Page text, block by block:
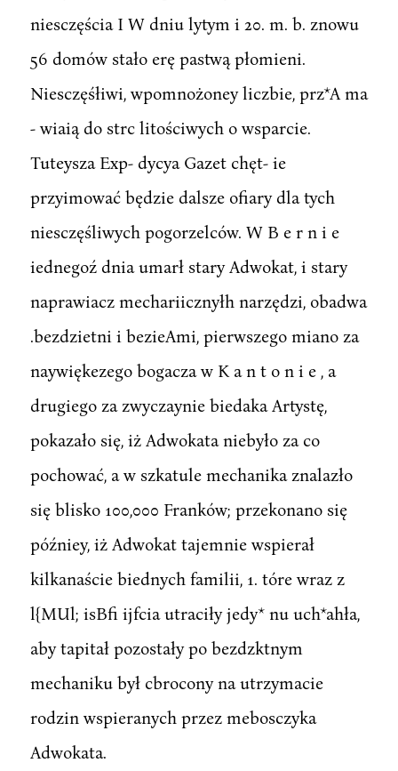
niesczęścia I W dniu lytym i 20. m. b. znowu
56 domów stało erę pastwą płomieni.
Niesczęśłiwi, wpomnożoney liczbie, prz*A ma
- wiaią do strc litościwych o wsparcie.
Tuteysza Exp- dycya Gazet chęt- ie
przyimować będzie dalsze ofiary dla tych
niesczęśliwych pogorzelców. W B e r n i e
iednegoź dnia umarł stary Adwokat, i stary
naprawiacz mechariicznyłh narzędzi, obadwa
.bezdzietni i bezieAmi, pierwszego miano za
naywiękezego bogacza w K a n t o n i e , a
drugiego za zwyczaynie biedaka Artystę,
pokazało się, iż Adwokata niebyło za co
pochować, a w szkatule mechanika znalazło
się blisko 100,000 Franków; przekonano się
późniey, iż Adwokat tajemnie wspierał
kilkanaście biednych familii, 1. tóre wraz z
l{MUl; isBfi ijfcia utraciły jedy* nu uch*ahła,
aby tapitał pozostały po bezdzktnym
mechaniku był cbrocony na utrzymacie
rodzin wspieranych przez mebosczyka
Adwokata.